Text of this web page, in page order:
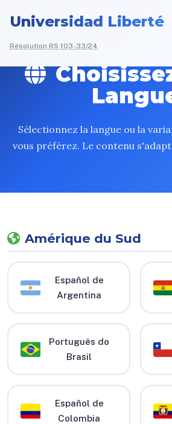
Universidad Liberté
Résolution RS 103-33/24
Sélectionnez la langue ou la
vous préférez. Le contenu
Amérique du Sud
Español de
Argentina
Português do
Brasil
Español de
Colombia